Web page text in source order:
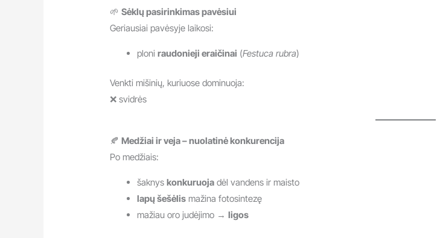
🌱Sėklų pasirinkimas pavėsiui
Geriausiai pavėsyje laikosi:
ploniraudonieji eraičinai (Festuca rubra)
Venkti mišinių, kuriuose dominuoja:
❌ svidrės
🍂Medžiai ir veja – nuolatinė konkurencija
Po medžiais:
šaknyskonkuruoja dėl vandens ir maisto
lapų šešėlis mažina fotosintezę
mažiau oro judėjimo →ligos